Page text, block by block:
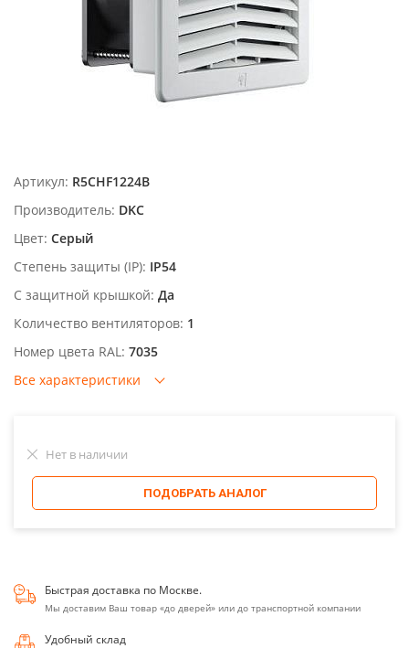
Артикул: R5CHF1224B
Производитель: DKC
Цвет: Серый
Степень защиты (IP): IP54
С защитной крышкой: Да
Количество вентиляторов: 1
Номер цвета RAL: 7035
Все характеристики
Нет в наличии
ПОДОБРАТЬ АНАЛОГ
Быстрая доставка по Москве.
Мы доставим Ваш товар «до дверей» или до транспортной компании
Удобный склад